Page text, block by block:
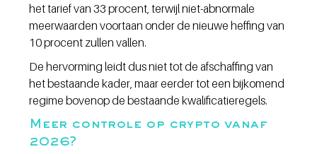
het tarief van 33 procent, terwijl niet-abnormale
meerwaarden voortaan onder de nieuwe heffing van
10 procent zullen vallen.
De hervorming leidt dus niet tot de afschaffing van
het bestaande kader, maar eerder tot een bijkomend
regime bovenop de bestaande kwalificatieregels.
Meer controle op crypto vanaf
2026?